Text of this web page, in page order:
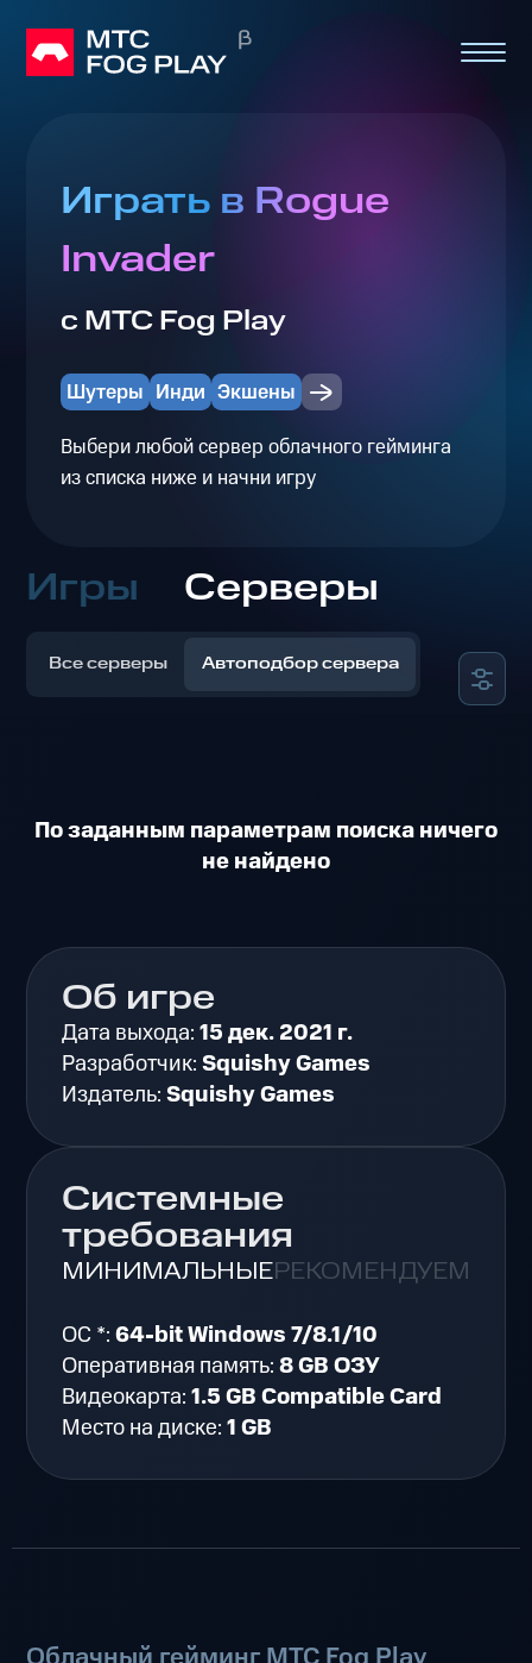
Играть в Rogue
Invader
с МТС Fog Play
Шутеры Инди Экшены
Выбери любой сервер облачного гейминга
из списка ниже и начни игру
Игры Серверы
Все серверы Автоподбор сервера
По заданным параметрам поиска ничего
не найдено
Об игре
Дата выхода:15 дек. 2021 г.
Разработчик:Squishy Games
Издатель:Squishy Games
Системные
требования
МИНИМАЛЬНЫЕРЕКОМЕНДУЕМЫЕ
ОС *:64-bit Windows 7/8.1/10
Оперативная память:8 GB ОЗУ
Видеокарта:1.5 GB Compatible Card
Место на диске:1 GB